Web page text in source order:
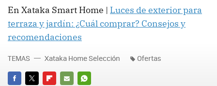
En Xataka Smart Home | Luces de exterior para
terraza y jardín: ¿Cuál comprar? Consejos y
recomendaciones
TEMAS Xataka Home Selección Ofertas